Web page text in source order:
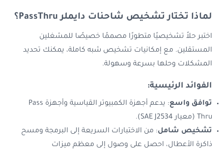
لماذا تختار تشخيص شاحنات دايملر PassThru؟
اختبر حلاً تشخيصيًا متطورًا مصممًا خصيصًا للمشغلين
المستقلين. مع إمكانيات تشخيص شبه كاملة، يمكنك تحديد
المشكلات وحلها بسرعة وسهولة.
الفوائد الرئيسية:
توافق واسع
: يدعم أجهزة الكمبيوتر القياسية وأجهزة Pass
Thru (معيار SAE J2534).
تشخيص شامل: من الاختبارات السريعة إلى البرمجة ومسح
ذاكرة الأعطال، احصل على وصول إلى معظم ميزات